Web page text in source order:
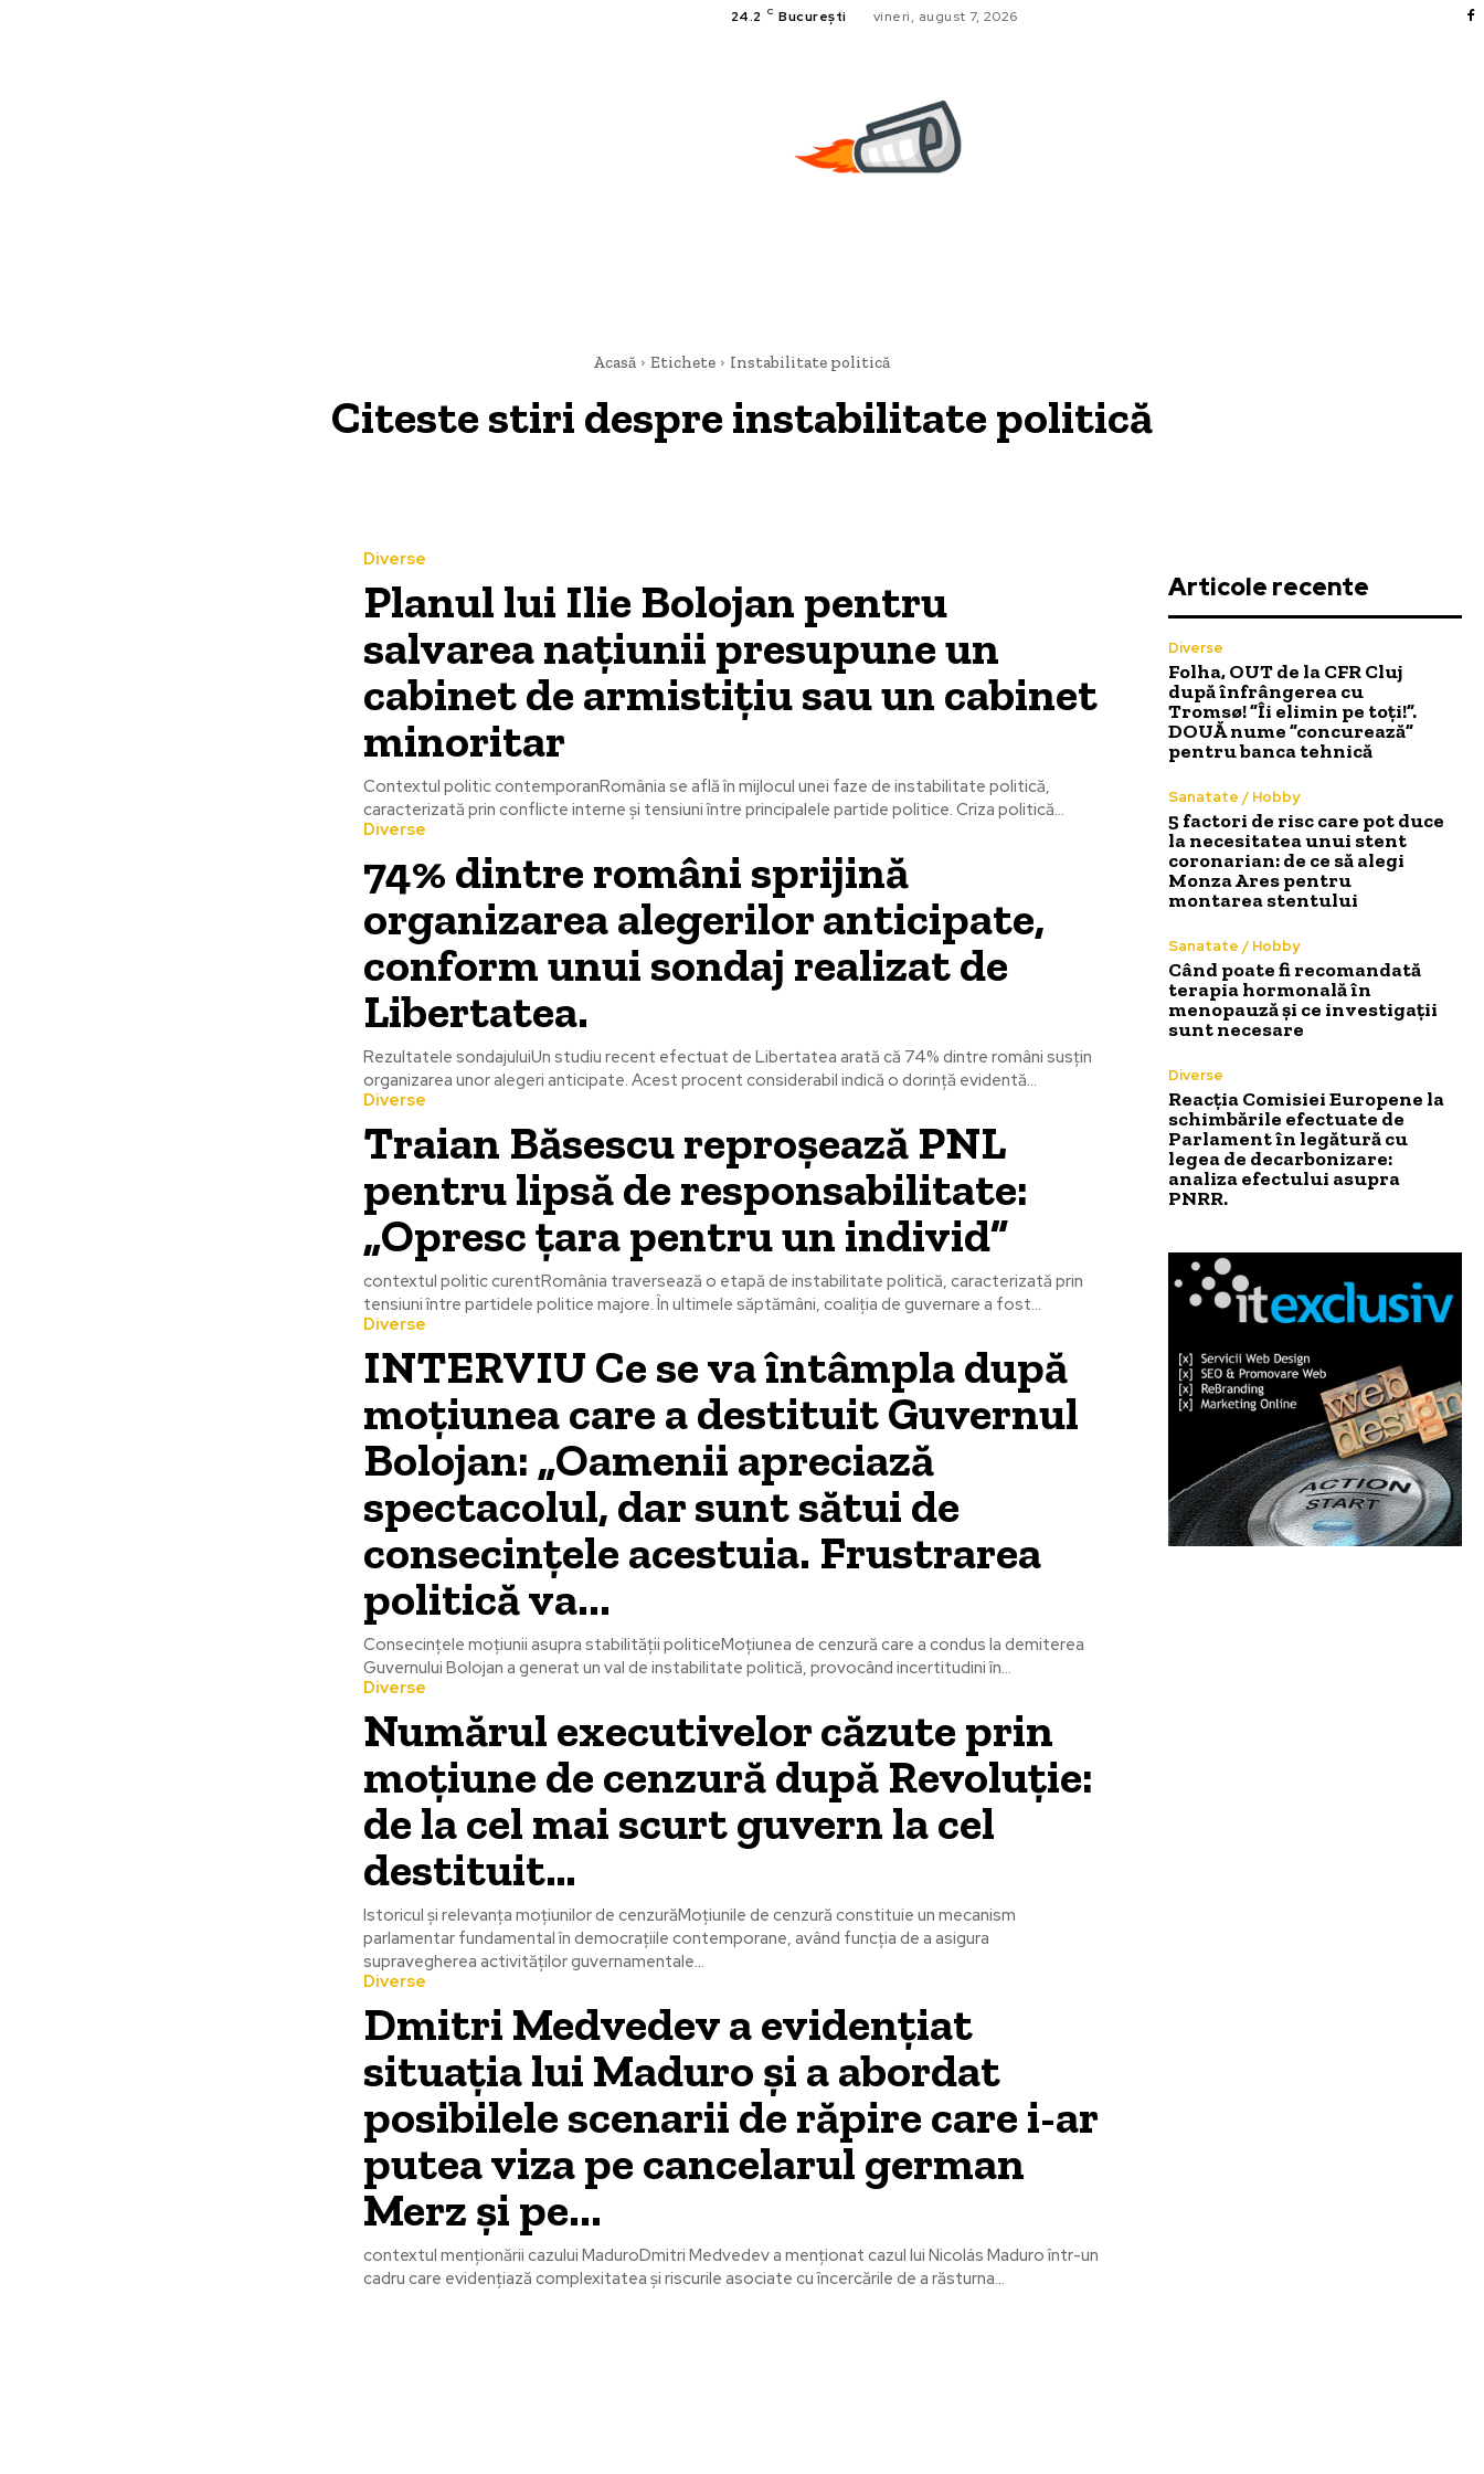
24.2 C București vineri, august 7, 2026
Acasă Etichete Instabilitate politică
Citeste stiri despreinstabilitate politică
Diverse
Planul lui Ilie Bolojan pentru
salvarea națiunii presupune un
cabinet de armistițiu sau un cabinet
minoritar
Contextul politic contemporanRomânia se află în mijlocul unei faze de instabilitate politică,
caracterizată prin conflicte interne și tensiuni între principalele partide politice. Criza politică...
Diverse
74% dintre români sprijină
organizarea alegerilor anticipate,
conform unui sondaj realizat de
Libertatea.
Rezultatele sondajuluiUn studiu recent efectuat de Libertatea arată că 74% dintre români susțin
organizarea unor alegeri anticipate. Acest procent considerabil indică o dorință evidentă...
Diverse
Traian Băsescu reproșează PNL
pentru lipsă de responsabilitate:
„Opresc țara pentru un individ”
contextul politic curentRomânia traversează o etapă de instabilitate politică, caracterizată prin
tensiuni între partidele politice majore. În ultimele săptămâni, coaliția de guvernare a fost...
Diverse
INTERVIU Ce se va întâmpla după
moțiunea care a destituit Guvernul
Bolojan: „Oamenii apreciază
spectacolul, dar sunt sătui de
consecințele acestuia. Frustrarea
politică va...
Consecințele moțiunii asupra stabilității politiceMoțiunea de cenzură care a condus la demiterea
Guvernului Bolojan a generat un val de instabilitate politică, provocând incertitudini în...
Diverse
Numărul executivelor căzute prin
moțiune de cenzură după Revoluție:
de la cel mai scurt guvern la cel
destituit…
Istoricul și relevanța moțiunilor de cenzurăMoțiunile de cenzură constituie un mecanism
parlamentar fundamental în democrațiile contemporane, având funcția de a asigura
supravegherea activităților guvernamentale...
Diverse
Dmitri Medvedev a evidențiat
situația lui Maduro și a abordat
posibilele scenarii de răpire care i-ar
putea viza pe cancelarul german
Merz și pe...
contextul menționării cazului MaduroDmitri Medvedev a menționat cazul lui Nicolás Maduro într-un
cadru care evidențiază complexitatea și riscurile asociate cu încercările de a răsturna...
Articole recente
Diverse
Folha, OUT de la CFR Cluj
după înfrângerea cu
Tromsø! ”Îi elimin pe toți!”.
DOUĂ nume ”concurează”
pentru banca tehnică
Sanatate / Hobby
5 factori de risc care pot duce
la necesitatea unui stent
coronarian: de ce să alegi
Monza Ares pentru
montarea stentului
Sanatate / Hobby
Când poate fi recomandată
terapia hormonală în
menopauză și ce investigații
sunt necesare
Diverse
Reacția Comisiei Europene la
schimbările efectuate de
Parlament în legătură cu
legea de decarbonizare:
analiza efectului asupra
PNRR.